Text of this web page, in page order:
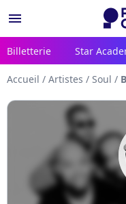
menu
Billetterie Star
Accueil / Artistes / Soul /